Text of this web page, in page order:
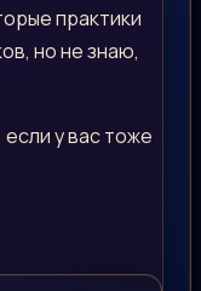
практики
но не знаю,
у вас тоже